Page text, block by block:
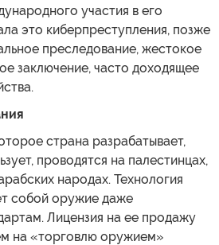
участия в его
это киберпреступления, позже
преследование, жестокое
заключение, часто доходящее
страна разрабатывает,
проводятся на палестинцах,
народах. Технология
собой оружие даже
Лицензия на ее продажу
на «торговлю оружием»